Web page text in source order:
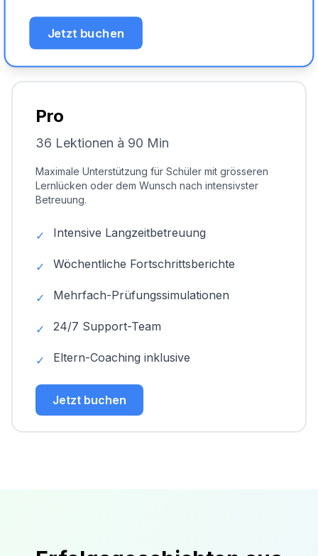
Jetzt buchen
Pro
36 Lektionen à 90 Min
Maximale Unterstützung für Schüler mit grösseren
Lernlücken oder dem Wunsch nach intensivster
Betreuung.
✓ Intensive Langzeitbetreuung
✓ Wöchentliche Fortschrittsberichte
✓ Mehrfach-Prüfungssimulationen
✓ 24/7 Support-Team
✓ Eltern-Coaching inklusive
Jetzt buchen